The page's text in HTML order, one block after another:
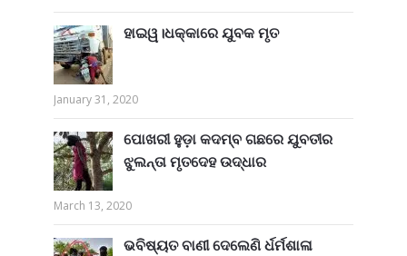
ହାଇୱ।ଧକ୍କାରେ ଯୁବକ ମୃତ
January 31, 2020
ପୋଖରୀ ହୁଡ଼ା କଦମ୍ବ ଗଛରେ ଯୁବତୀର
ଝୁଲନ୍ତା ମୃତଦେହ ଉଦ୍ଧାର
March 13, 2020
ଭବିଷ୍ୟତ ବାଣୀ ଦେଲେଣି ର୍ଧର୍ମଶାଳା